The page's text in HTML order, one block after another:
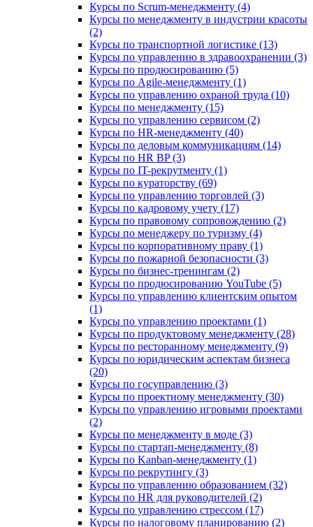
Курсы по Scrum-менеджменту (4)
Курсы по менеджменту в индустрии красоты
(2)
Курсы по транспортной логистике (13)
Курсы по управлению в здравоохранении (3)
Курсы по продюсированию (5)
Курсы по Agile-менеджменту (1)
Курсы по управлению охраной труда (10)
Курсы по менеджменту (15)
Курсы по управлению сервисом (2)
Курсы по HR-менеджменту (40)
Курсы по деловым коммуникациям (14)
Курсы по HR BP (3)
Курсы по IT-рекрутменту (1)
Курсы по кураторству (69)
Курсы по управлению торговлей (3)
Курсы по кадровому учету (17)
Курсы по правовому сопровождению (2)
Курсы по менеджеру по туризму (4)
Курсы по корпоративному праву (1)
Курсы по пожарной безопасности (3)
Курсы по бизнес-тренингам (2)
Курсы по продюсированию YouTube (5)
Курсы по управлению клиентским опытом
(1)
Курсы по управлению проектами (1)
Курсы по продуктовому менеджменту (28)
Курсы по ресторанному менеджменту (9)
Курсы по юридическим аспектам бизнеса
(20)
Курсы по госуправлению (3)
Курсы по проектному менеджменту (30)
Курсы по управлению игровыми проектами
(2)
Курсы по менеджменту в моде (3)
Курсы по стартап-менеджменту (8)
Курсы по Kanban-менеджменту (1)
Курсы по рекрутингу (3)
Курсы по управлению образованием (32)
Курсы по HR для руководителей (2)
Курсы по управлению стрессом (17)
Курсы по налоговому планированию (2)